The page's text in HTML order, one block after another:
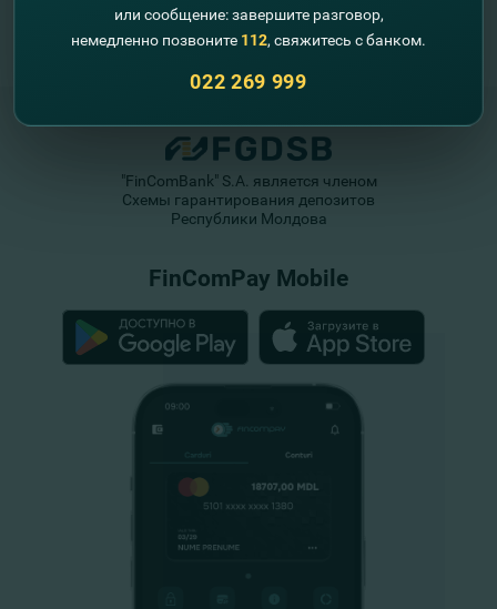
"FinComBank" S.A. является членом
Схемы гарантирования депозитов
Республики Молдова
FinComPay Mobile
или сообщение: завершите разговор,
немедленно позвоните 112, свяжитесь с банком.
022 269 999